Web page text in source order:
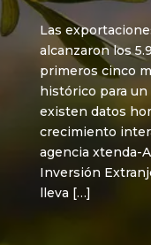
Las
alcanzaron los
primeros cinco
histórico para
existen datos
crecimiento
agencia xtenda-
Inversión
lleva […]